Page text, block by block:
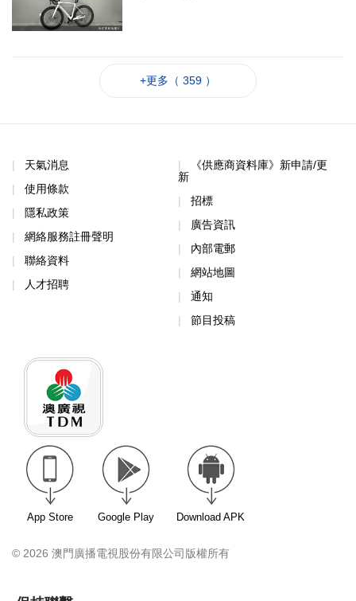
+更多（ 359 ）
天氣消息
使用條款
隱私政策
網絡服務註冊聲明
聯絡資料
人才招聘
《供應商資料庫》新申請/更
新
招標
廣告資訊
內部電郵
網站地圖
通知
節目投稿
App Store Google Play Download APK
© 2026 澳門廣播電視股份有限公司版權所有